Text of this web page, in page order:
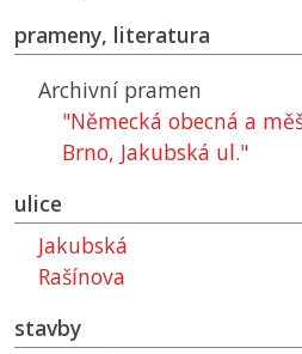
prameny, literatura
Archivní pramen
"Německá obecná a
Brno, Jakubská ul."
ulice
Jakubská
Rašínova
stavby